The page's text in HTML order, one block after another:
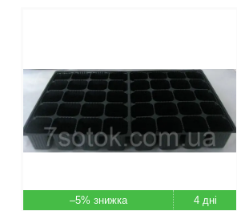
–5% 4 дні